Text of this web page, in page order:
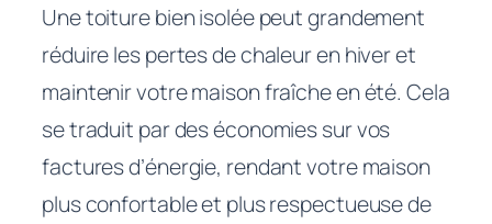
Une toiture bien isolée peut grandement
réduire les pertes de chaleur en hiver et
maintenir votre maison fraîche en été. Cela
se traduit par des économies sur vos
factures d’énergie, rendant votre maison
plus confortable et plus respectueuse de